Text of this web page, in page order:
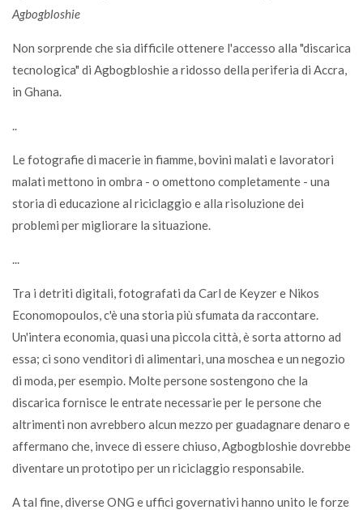
Agbogbloshie
Non sorprende che sia difficile ottenere l'accesso alla "discarica
tecnologica" di Agbogbloshie a ridosso della periferia di Accra,
in Ghana.
..
Le fotografie di macerie in fiamme, bovini malati e lavoratori
malati mettono in ombra - o omettono completamente - una
storia di educazione al riciclaggio e alla risoluzione dei
problemi per migliorare la situazione.
...
Tra i detriti digitali, fotografati da Carl de Keyzer e Nikos
Economopoulos, c'è una storia più sfumata da raccontare.
Un'intera economia, quasi una piccola città, è sorta attorno ad
essa; ci sono venditori di alimentari, una moschea e un negozio
di moda, per esempio. Molte persone sostengono che la
discarica fornisce le entrate necessarie per le persone che
altrimenti non avrebbero alcun mezzo per guadagnare denaro e
affermano che, invece di essere chiuso, Agbogbloshie dovrebbe
diventare un prototipo per un riciclaggio responsabile.
A tal fine, diverse ONG e uffici governativi hanno unito le forze